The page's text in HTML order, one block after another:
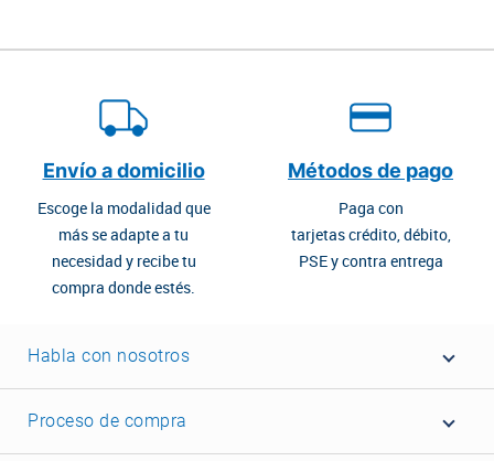
Envío a domicilio
Escoge la modalidad que
más se adapte a tu
necesidad y recibe tu
compra donde estés.
Métodos de pago
Paga con
tarjetas crédito, débito,
PSE y contra entrega
Habla con nosotros
Proceso de compra